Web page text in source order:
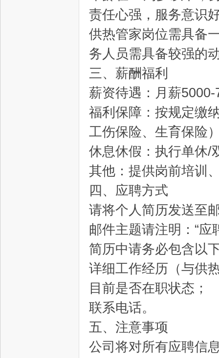
责任心强，服务意识
供热管家岗位需具备
务人员需具备较强的
三、薪酬福利
薪资待遇：月薪
福利保障：按规定缴
工伤保险、生育保险
休息休假：执行单休/
其他：提供岗前培训
四、应聘方式
请将个人简历发送至
邮件主题请注明：“
简历中请务必包含以
详细工作经历（与供
目前是否在职状态；
联系电话。
五、注意事项
公司将对所有应聘信